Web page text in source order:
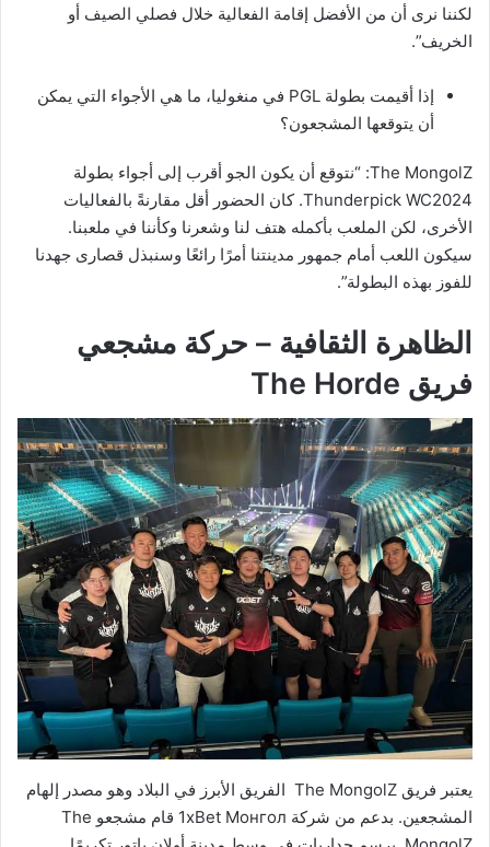
لكننا نرى أن من الأفضل إقامة الفعالية خلال فصلي الصيف أو
الخريف”.
إذا أقيمت بطولة PGL في منغوليا، ما هي الأجواء التي يمكن
أن يتوقعها المشجعون؟
The MongolZ: “نتوقع أن يكون الجو أقرب إلى أجواء بطولة
Thunderpick WC2024. كان الحضور أقل مقارنةً بالفعاليات
الأخرى، لكن الملعب بأكمله هتف لنا وشعرنا وكأننا في ملعبنا.
سيكون اللعب أمام جمهور مدينتنا أمرًا رائعًا وسنبذل قصارى جهدنا
للفوز بهذه البطولة”.
الظاهرة الثقافية – حركة مشجعي
فريق The Horde
يعتبر فريق The MongolZ الفريق الأبرز في البلاد وهو مصدر إلهام
المشجعين. بدعم من شركة 1xBet Монгол قام مشجعو The